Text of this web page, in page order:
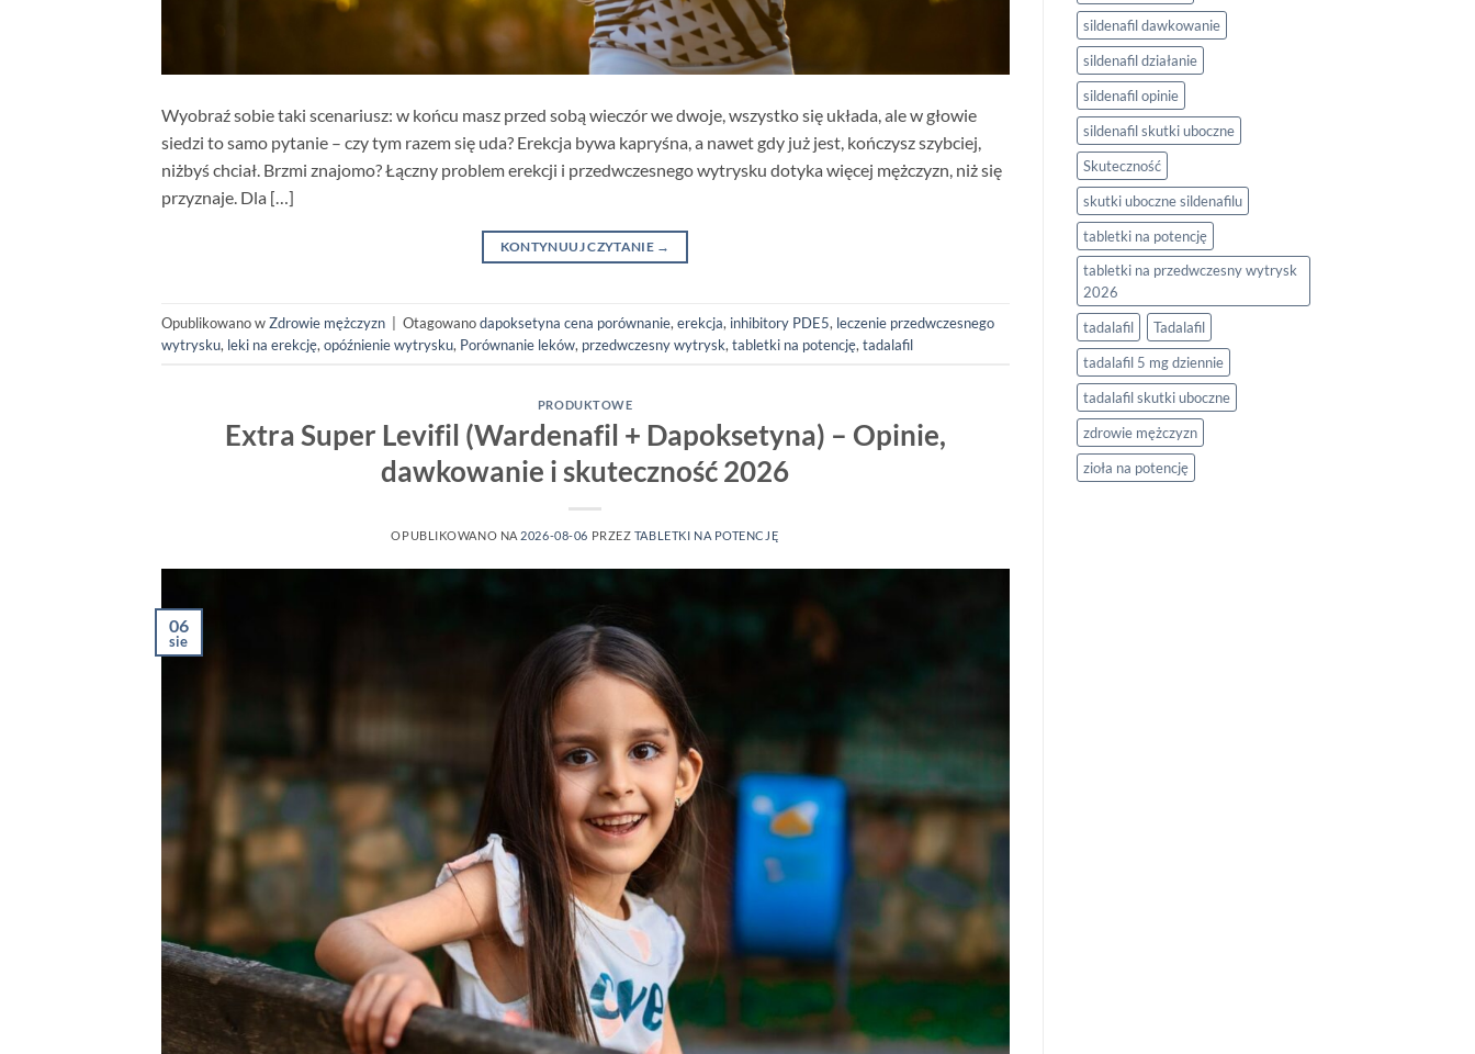
Wyobraź sobie taki scenariusz: w końcu masz przed sobą wieczór we dwoje, wszystko się układa, ale w głowie
siedzi to samo pytanie – czy tym razem się uda? Erekcja bywa kapryśna, a nawet gdy już jest, kończysz szybciej,
niżbyś chciał. Brzmi znajomo? Łączny problem erekcji i przedwczesnego wytrysku dotyka więcej mężczyzn, niż się
przyznaje. Dla […]
KONTYNUUJ CZYTANIE →
Opublikowano wZdrowie mężczyzn | Otagowanodapoksetyna cena porównanie, erekcja, inhibitory PDE5, leczenie przedwczesnego
wytrysku, leki na erekcję, opóźnienie wytrysku, Porównanie leków, przedwczesny wytrysk, tabletki na potencję, tadalafil
PRODUKTOWE
Extra Super Levifil (Wardenafil + Dapoksetyna) – Opinie,
dawkowanie i skuteczność 2026
OPUBLIKOWANO NA 2026-08-06 PRZEZ TABLETKI NA POTENCJĘ
06
sie
sildenafil dawkowanie
sildenafil działanie
sildenafil opinie
sildenafil skutki uboczne
Skuteczność
skutki uboczne sildenafilu
tabletki na potencję
tabletki na przedwczesny wytrysk
2026
tadalafil
Tadalafil
tadalafil 5 mg dziennie
tadalafil skutki uboczne
zdrowie mężczyzn
zioła na potencję